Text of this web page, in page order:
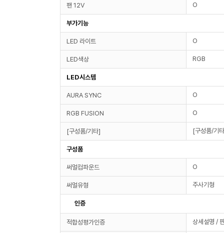
팬 12V O
부가기능
LED 라이트 O
LED색상 RGB
LED시스템
AURA SYNC O
RGB FUSION O
[구성품/기타] [구성품/기
구성품
써멀컴파운드 O
써멀유형 주사기형
인증
적합성평가인증 상세설명 /